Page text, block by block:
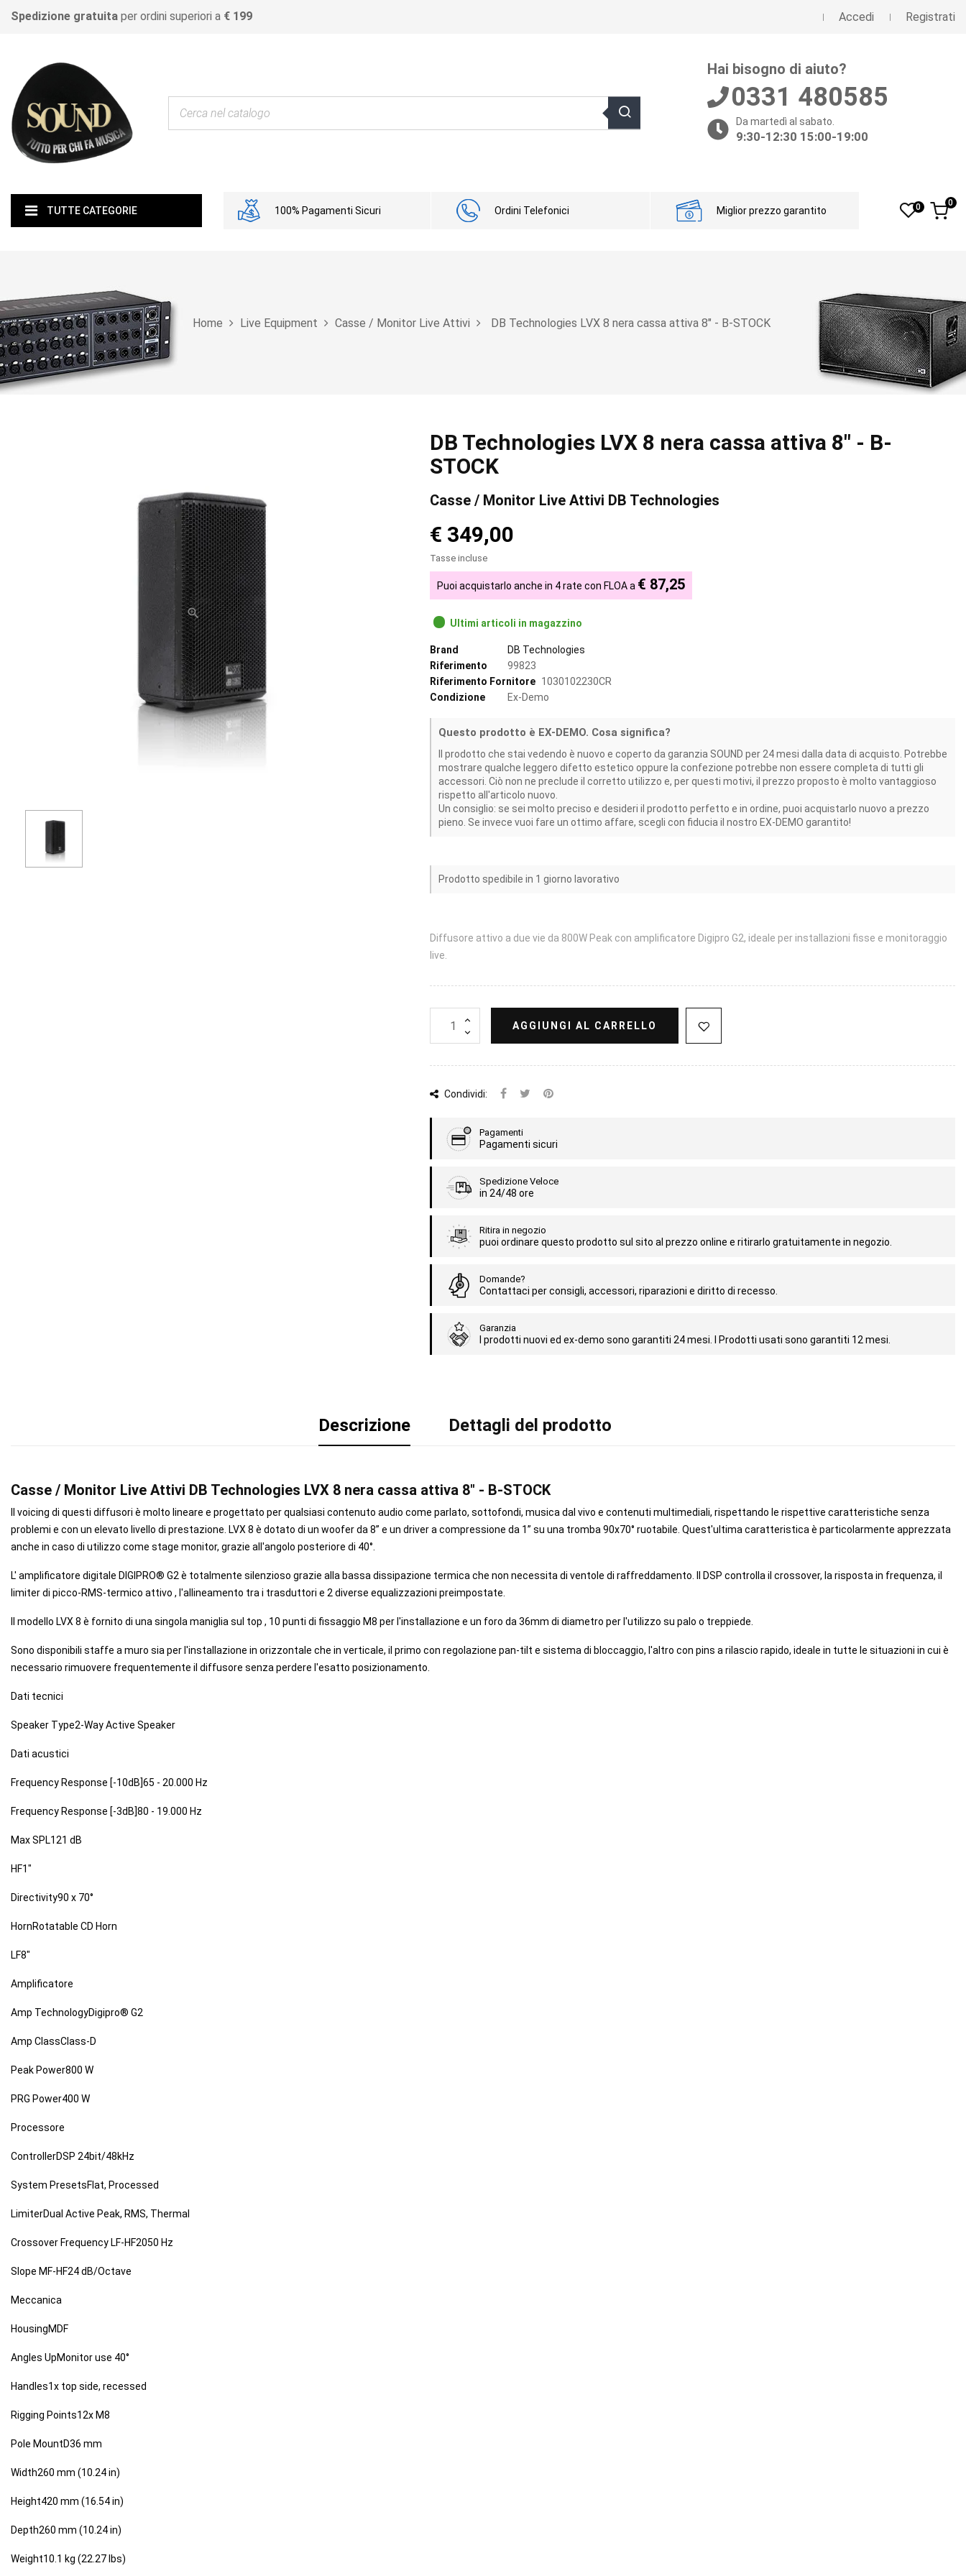
Spedizione gratuita per ordini superiori a € 199 Accedi Registrati
Hai bisogno di aiuto?
0331 480585
Da martedì al sabato.
9:30-12:30 15:00-19:00
TUTTE CATEGORIE 100% Pagamenti Sicuri Ordini Telefonici Miglior prezzo garantito 0 0
Home Live Equipment Casse / Monitor Live Attivi DB Technologies LVX 8 nera cassa attiva 8" - B-STOCK

DB Technologies LVX 8 nera cassa attiva 8" - B-
STOCK
Casse / Monitor Live Attivi DB Technologies
€ 349,00
Tasse incluse
Puoi acquistarlo anche in 4 rate con FLOA a € 87,25
Ultimi articoli in magazzino
Brand
DB Technologies
Riferimento
99823
Riferimento Fornitore 1030102230CR
Condizione
Ex-Demo
Questo prodotto è EX-DEMO. Cosa significa?
Il prodotto che stai vedendo è nuovo e coperto da garanzia SOUND per 24 mesi dalla data di acquisto. Potrebbe
mostrare qualche leggero difetto estetico oppure la confezione potrebbe non essere completa di tutti gli
accessori. Ciò non ne preclude il corretto utilizzo e, per questi motivi, il prezzo proposto è molto vantaggioso
rispetto all'articolo nuovo.
Un consiglio: se sei molto preciso e desideri il prodotto perfetto e in ordine, puoi acquistarlo nuovo a prezzo
pieno. Se invece vuoi fare un ottimo affare, scegli con fiducia il nostro EX-DEMO garantito!
Prodotto spedibile in 1 giorno lavorativo
Diffusore attivo a due vie da 800W Peak con amplificatore Digipro G2, ideale per installazioni fisse e monitoraggio
live.
AGGIUNGI AL CARRELLO
Condividi:
Pagamenti
Pagamenti sicuri
Spedizione Veloce
in 24/48 ore
Ritira in negozio
puoi ordinare questo prodotto sul sito al prezzo online e ritirarlo gratuitamente in negozio.
Domande?
Contattaci per consigli, accessori, riparazioni e diritto di recesso.
Garanzia
I prodotti nuovi ed ex-demo sono garantiti 24 mesi. I Prodotti usati sono garantiti 12 mesi.
Descrizione Dettagli del prodotto
Casse / Monitor Live Attivi DB Technologies LVX 8 nera cassa attiva 8" - B-STOCK
Il voicing di questi diffusori è molto lineare e progettato per qualsiasi contenuto audio come parlato, sottofondi, musica dal vivo e contenuti multimediali, rispettando le rispettive caratteristiche senza
problemi e con un elevato livello di prestazione. LVX 8 è dotato di un woofer da 8” e un driver a compressione da 1” su una tromba 90x70° ruotabile. Quest'ultima caratteristica è particolarmente apprezzata
anche in caso di utilizzo come stage monitor, grazie all'angolo posteriore di 40°.
L' amplificatore digitale DIGIPRO® G2 è totalmente silenzioso grazie alla bassa dissipazione termica che non necessita di ventole di raffreddamento. Il DSP controlla il crossover, la risposta in frequenza, il
limiter di picco-RMS-termico attivo , l'allineamento tra i trasduttori e 2 diverse equalizzazioni preimpostate.
Il modello LVX 8 è fornito di una singola maniglia sul top , 10 punti di fissaggio M8 per l'installazione e un foro da 36mm di diametro per l'utilizzo su palo o treppiede.
Sono disponibili staffe a muro sia per l'installazione in orizzontale che in verticale, il primo con regolazione pan-tilt e sistema di bloccaggio, l'altro con pins a rilascio rapido, ideale in tutte le situazioni in cui è
necessario rimuovere frequentemente il diffusore senza perdere l'esatto posizionamento.
Dati tecnici
Speaker Type2-Way Active Speaker
Dati acustici
Frequency Response [-10dB]65 - 20.000 Hz
Frequency Response [-3dB]80 - 19.000 Hz
Max SPL121 dB
HF1"
Directivity90 x 70°
HornRotatable CD Horn
LF8"
Amplificatore
Amp TechnologyDigipro® G2
Amp ClassClass-D
Peak Power800 W
PRG Power400 W
Processore
ControllerDSP 24bit/48kHz
System PresetsFlat, Processed
LimiterDual Active Peak, RMS, Thermal
Crossover Frequency LF-HF2050 Hz
Slope MF-HF24 dB/Octave
Meccanica
HousingMDF
Angles UpMonitor use 40°
Handles1x top side, recessed
Rigging Points12x M8
Pole MountD36 mm
Width260 mm (10.24 in)
Height420 mm (16.54 in)
Depth260 mm (10.24 in)
Weight10.1 kg (22.27 lbs)